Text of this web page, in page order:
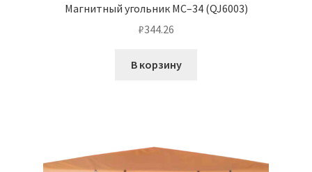
Магнитный угольник МС–34 (QJ6003)
₽344.26
В корзину